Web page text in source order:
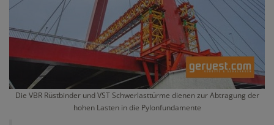
Die VBR Rüstbinder und VST Schwerlasttürme dienen zur Abtragung der
hohen Lasten in die Pylonfundamente